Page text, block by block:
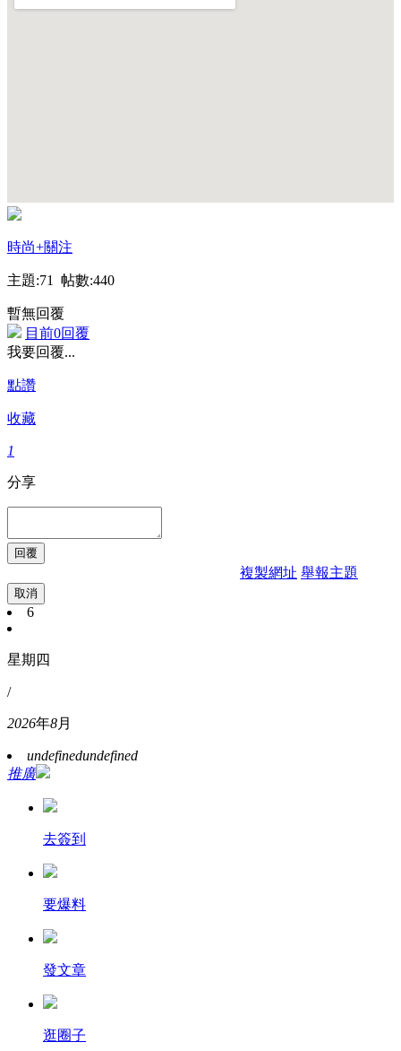
時尚+關注
主題:71 帖數:440
暫無回覆
目前0回覆
我要回覆...
點讚
收藏
1
分享
複製網址 舉報主題
取消
6
星期四
/
2026年8月
undefinedundefined
推廣
去簽到
要爆料
發文章
逛圈子